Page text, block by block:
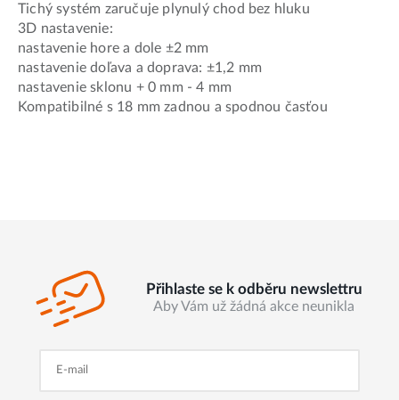
Tichý systém zaručuje plynulý chod bez hluku
3D nastavenie:
nastavenie hore a dole ±2 mm
nastavenie doľava a doprava: ±1,2 mm
nastavenie sklonu + 0 mm - 4 mm
Kompatibilné s 18 mm zadnou a spodnou časťou
Přihlaste se k odběru newslettru
Aby Vám už žádná akce neunikla